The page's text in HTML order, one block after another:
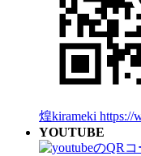
煌kirameki https://
YOUTUBE